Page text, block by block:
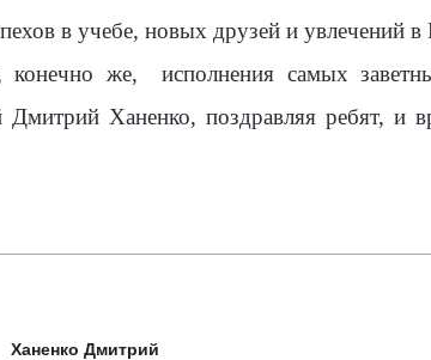
в учебе, новых друзей и увлечений
конечно же,
исполнения самых
Ханенко, поздравляя ребят, и
Ханенко Дмитрий